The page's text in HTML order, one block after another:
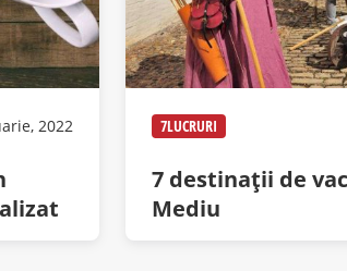
2022 7LUCRURI
7 destinații de
Mediu